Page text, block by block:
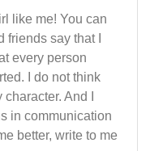
like me! You can
friends say that I
every person
I do not think
And I
in communication
better, write to me